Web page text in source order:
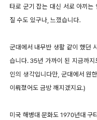
타로 군기 잡는 대신 서로 아끼
질 수도 있구나, 느꼈습니다.
군대에서 내무반 생활 같이 했던
습니다. 35년 가까이 된 지금까
인의 생각입니다만, 군대에서 원
이뤄졌어도 금방 깨지겠지요.)
미국 해병대 문화도 1970년대 구